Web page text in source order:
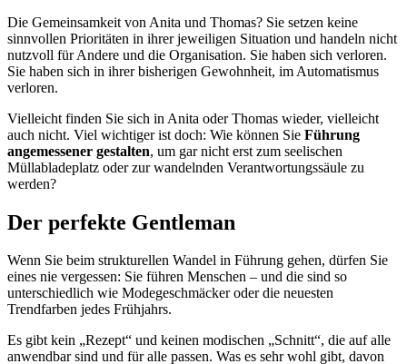
Die Gemeinsamkeit von Anita und Thomas? Sie setzen keine
sinnvollen Prioritäten in ihrer jeweiligen Situation und handeln nicht
nutzvoll für Andere und die Organisation. Sie haben sich verloren.
Sie haben sich in ihrer bisherigen Gewohnheit, im Automatismus
verloren.
Vielleicht finden Sie sich in Anita oder Thomas wieder, vielleicht
auch nicht. Viel wichtiger ist doch: Wie können Sie Führung
angemessener gestalten, um gar nicht erst zum seelischen
Müllabladeplatz oder zur wandelnden Verantwortungssäule zu
werden?
Der perfekte Gentleman
Wenn Sie beim strukturellen Wandel in Führung gehen, dürfen Sie
eines nie vergessen: Sie führen Menschen – und die sind so
unterschiedlich wie Modegeschmäcker oder die neuesten
Trendfarben jedes Frühjahrs.
Es gibt kein „Rezept“ und keinen modischen „Schnitt“, die auf alle
anwendbar sind und für alle passen. Was es sehr wohl gibt, davon